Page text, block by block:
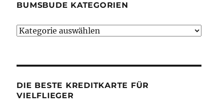
BUMSBUDE KATEGORIEN
Bumsbude
DIE BESTE KREDITKARTE FÜR
VIELFLIEGER